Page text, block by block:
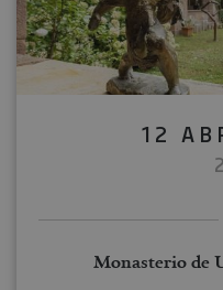
12
Monasterio de